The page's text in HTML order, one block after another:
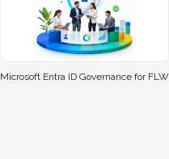
Microsoft Entra ID Governance for FLW